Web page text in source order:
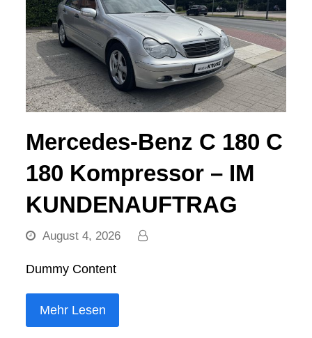
Mercedes-Benz C 180 C
180 Kompressor – IM
KUNDENAUFTRAG
August 4, 2026
Dummy Content
Mehr Lesen